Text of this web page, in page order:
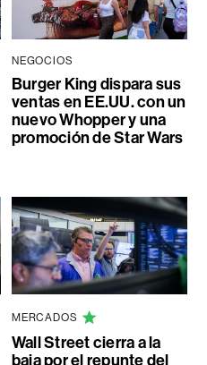
NEGOCIOS
Burger King dispara sus
ventas en EE.UU. con un
nuevo Whopper y una
promoción de Star Wars
MERCADOS
Wall Street cierra a la
baja por el repunte del